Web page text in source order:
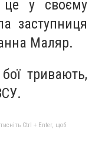
це у своєму
заступниця
Маляр.
тривають,
Ctrl + Enter, щоб